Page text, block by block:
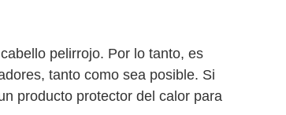
pelirrojo. Por lo tanto, es
tanto como sea posible. Si
producto protector del calor para